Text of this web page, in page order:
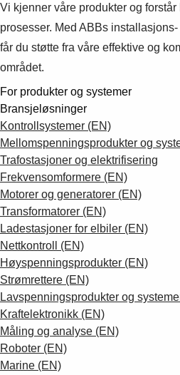
Suggestions
Products
See more products
Shopping list preview
0
Vi kjenner våre produkter og
prosesser. Med ABBs
får du støtte fra våre effektive og
området.
For produkter og systemer
Bransjeløsninger
Kontrollsystemer (EN)
Mellomspenningsprodukter og
Trafostasjoner og elektrifisering
Frekvensomformere (EN)
Motorer og generatorer (EN)
Transformatorer (EN)
Ladestasjoner for elbiler (EN)
Nettkontroll (EN)
Høyspenningsprodukter (EN)
Strømrettere (EN)
Lavspenningsprodukter og
Kraftelektronikk (EN)
Måling og analyse (EN)
Roboter (EN)
Marine (EN)